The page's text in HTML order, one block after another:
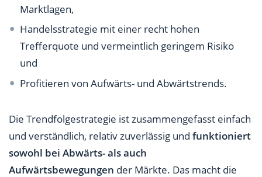
Marktlagen,
Handelsstrategie mit einer recht hohen
Trefferquote und vermeintlich geringem Risiko
und
Profitieren von Aufwärts- und Abwärtstrends.
Die Trendfolgestrategie ist zusammengefasst einfach
und verständlich, relativ zuverlässig und funktioniert
sowohl bei Abwärts- als auch
Aufwärtsbewegungen der Märkte. Das macht die